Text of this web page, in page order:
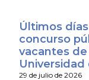
Últimos
concurso
vacantes
Universidad
29 de julio de 2026